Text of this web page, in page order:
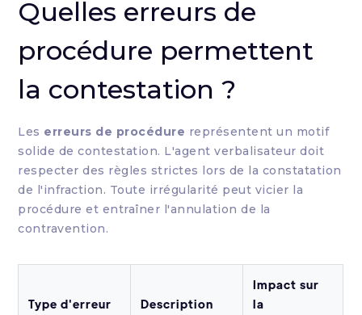
Quelles erreurs de
procédure permettent
la contestation ?
Les erreurs de procédure représentent un motif
solide de contestation. L'agent verbalisateur doit
respecter des règles strictes lors de la constatation
de l'infraction. Toute irrégularité peut vicier la
procédure et entraîner l'annulation de la
contravention.
Type d'erreur Description
Impact sur
la